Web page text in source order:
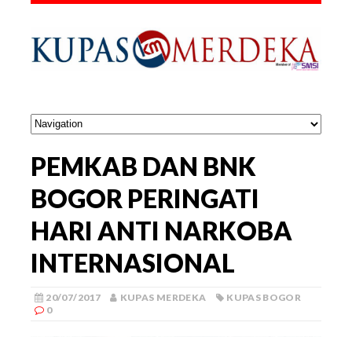
PEMKAB DAN BNK
BOGOR PERINGATI
HARI ANTI NARKOBA
INTERNASIONAL
20/07/2017 KUPAS MERDEKA
KUPAS BOGOR
0